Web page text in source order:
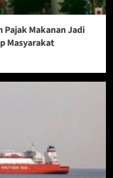
Makanan Jadi
Masyarakat